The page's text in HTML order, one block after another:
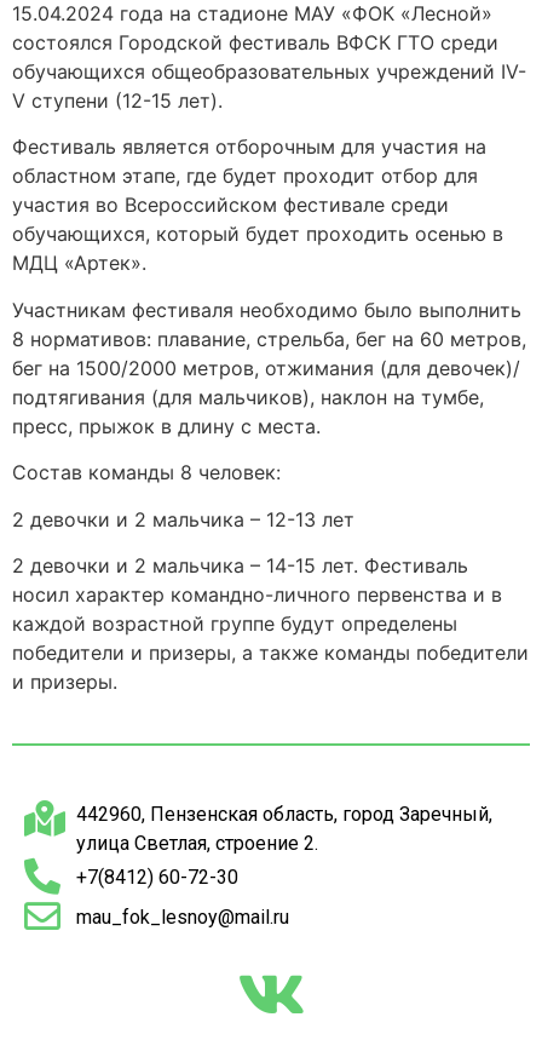
15.04.2024 года на стадионе МАУ «ФОК «Лесной»
состоялся Городской фестиваль ВФСК ГТО среди
обучающихся общеобразовательных учреждений IV-
V ступени (12-15 лет).
Фестиваль является отборочным для участия на
областном этапе, где будет проходит отбор для
участия во Всероссийском фестивале среди
обучающихся, который будет проходить осенью в
МДЦ «Артек».
Участникам фестиваля необходимо было выполнить
8 нормативов: плавание, стрельба, бег на 60 метров,
бег на 1500/2000 метров, отжимания (для девочек)/
подтягивания (для мальчиков), наклон на тумбе,
пресс, прыжок в длину с места.
Состав команды 8 человек:
2 девочки и 2 мальчика – 12-13 лет
2 девочки и 2 мальчика – 14-15 лет. Фестиваль
носил характер командно-личного первенства и в
каждой возрастной группе будут определены
победители и призеры, а также команды победители
и призеры.
442960, Пензенская область, город Заречный,
улица Светлая, строение 2.
+7(8412) 60-72-30
mau_fok_lesnoy@mail.ru